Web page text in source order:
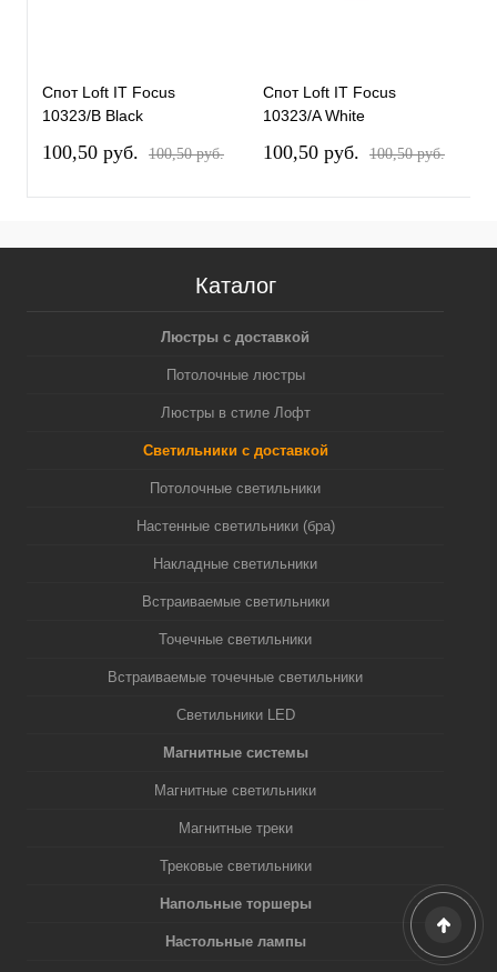
Спот Loft IT Focus
10323/B Black
100,50 pуб. 100,50 pуб.
Спот Loft IT Focus
10323/A White
100,50 pуб. 100,50 pуб.
Каталог
Люстры с доставкой
Потолочные люстры
Люстры в стиле Лофт
Светильники с доставкой
Потолочные светильники
Настенные светильники (бра)
Накладные светильники
Встраиваемые светильники
Точечные светильники
Встраиваемые точечные светильники
Светильники LED
Магнитные системы
Магнитные светильники
Магнитные треки
Трековые светильники
Напольные торшеры
Настольные лампы